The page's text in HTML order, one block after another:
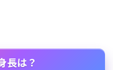
長は？